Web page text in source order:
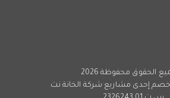
الحقوق محفوظة 2026
إحدى مشاريع شركة الخانة نت